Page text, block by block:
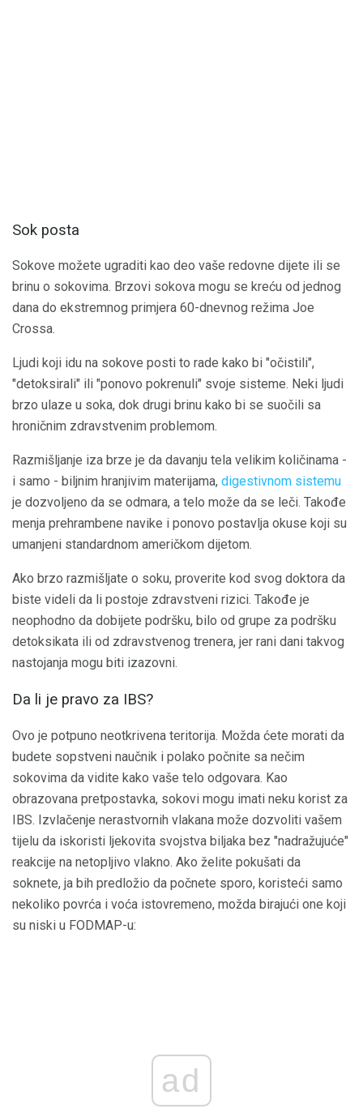
Sok posta
Sokove možete ugraditi kao deo vaše redovne dijete ili se
brinu o sokovima. Brzovi sokova mogu se kreću od jednog
dana do ekstremnog primjera 60-dnevnog režima Joe
Crossa.
Ljudi koji idu na sokove posti to rade kako bi "očistili",
"detoksirali" ili "ponovo pokrenuli" svoje sisteme. Neki ljudi
brzo ulaze u soka, dok drugi brinu kako bi se suočili sa
hroničnim zdravstvenim problemom.
Razmišljanje iza brze je da davanju tela velikim količinama -
i samo - biljnim hranjivim materijama, digestivnom sistemu
je dozvoljeno da se odmara, a telo može da se leči. Takođe
menja prehrambene navike i ponovo postavlja okuse koji su
umanjeni standardnom američkom dijetom.
Ako brzo razmišljate o soku, proverite kod svog doktora da
biste videli da li postoje zdravstveni rizici. Takođe je
neophodno da dobijete podršku, bilo od grupe za podršku
detoksikata ili od zdravstvenog trenera, jer rani dani takvog
nastojanja mogu biti izazovni.
Da li je pravo za IBS?
Ovo je potpuno neotkrivena teritorija. Možda ćete morati da
budete sopstveni naučnik i polako počnite sa nečim
sokovima da vidite kako vaše telo odgovara. Kao
obrazovana pretpostavka, sokovi mogu imati neku korist za
IBS. Izvlačenje nerastvornih vlakana može dozvoliti vašem
tijelu da iskoristi ljekovita svojstva biljaka bez "nadražujuće"
reakcije na netopljivo vlakno. Ako želite pokušati da
soknete, ja bih predložio da počnete sporo, koristeći samo
nekoliko povrća i voća istovremeno, možda birajući one koji
su niski u FODMAP-u:
ad